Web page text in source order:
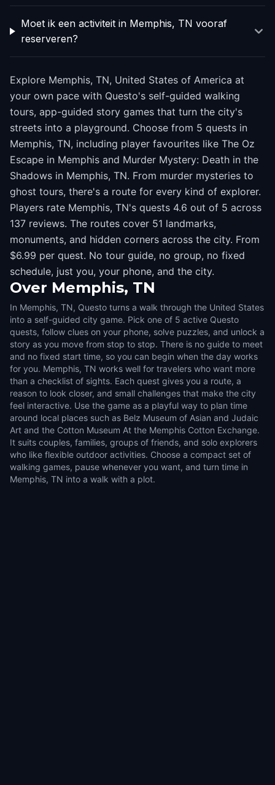
Moet ik een activiteit in Memphis, TN vooraf
reserveren?
Explore Memphis, TN, United States of America at
your own pace with Questo's self-guided walking
tours, app-guided story games that turn the city's
streets into a playground. Choose from 5 quests in
Memphis, TN, including player favourites like The Oz
Escape in Memphis and Murder Mystery: Death in the
Shadows in Memphis, TN. From murder mysteries to
ghost tours, there's a route for every kind of explorer.
Players rate Memphis, TN's quests 4.6 out of 5 across
137 reviews. The routes cover 51 landmarks,
monuments, and hidden corners across the city. From
$6.99 per quest. No tour guide, no group, no fixed
schedule, just you, your phone, and the city.
Over Memphis, TN
In Memphis, TN, Questo turns a walk through the United States
into a self-guided city game. Pick one of 5 active Questo
quests, follow clues on your phone, solve puzzles, and unlock a
story as you move from stop to stop. There is no guide to meet
and no fixed start time, so you can begin when the day works
for you. Memphis, TN works well for travelers who want more
than a checklist of sights. Each quest gives you a route, a
reason to look closer, and small challenges that make the city
feel interactive. Use the game as a playful way to plan time
around local places such as Belz Museum of Asian and Judaic
Art and the Cotton Museum At the Memphis Cotton Exchange.
It suits couples, families, groups of friends, and solo explorers
who like flexible outdoor activities. Choose a compact set of
walking games, pause whenever you want, and turn time in
Memphis, TN into a walk with a plot.